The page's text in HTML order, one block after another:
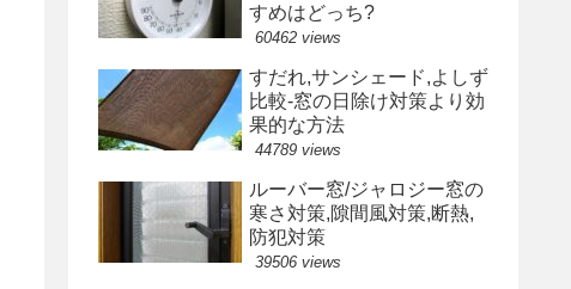
すめはどっち?
60462 views
すだれ,サンシェード,よしず
比較-窓の日除け対策より効
果的な方法
44789 views
ルーバー窓/ジャロジー窓の
寒さ対策,隙間風対策,断熱,
防犯対策
39506 views